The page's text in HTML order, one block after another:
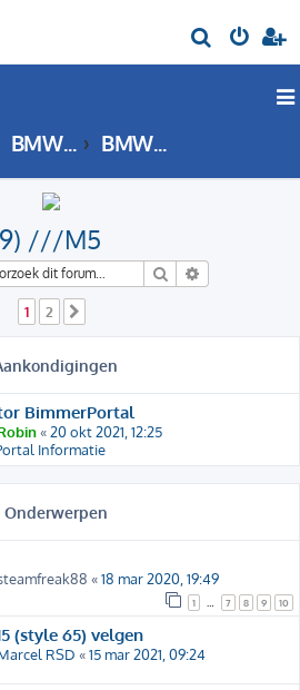
o
BMW 5 Serie - E39 forum BMW 5 Serie (E39) ///M5
///M5
Zoek
1 2
BimmerPortal
«20 okt 2021, 12:25
Informatie
Onderwerpen
«18 mar 2020, 19:49
1 7 8 9 10
(style 65) velgen
RSD «15 mar 2021, 09:24